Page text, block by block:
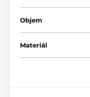
Objem
Materiál